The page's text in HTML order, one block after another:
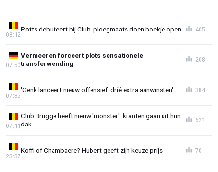
Potts debuteert bij Club: ploegmaats doen boekje open
08:12
405
Vermeeren forceert plots sensationele
transferwending
07:50
208
'Genk lanceert nieuw offensief: dríé extra aanwinsten'
07:35
384
Club Brugge heeft nieuw 'monster': kranten gaan uit hun
dak
07:11
621
Koffi of Chambaere? Hubert geeft zijn keuze prijs
23:37
70